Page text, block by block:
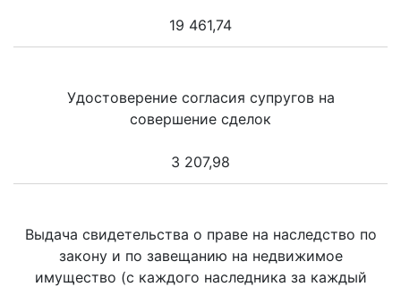
19 461,74
Удостоверение согласия супругов на
совершение сделок
3 207,98
Выдача свидетельства о праве на наследство по
закону и по завещанию на недвижимое
имущество (с каждого наследника за каждый